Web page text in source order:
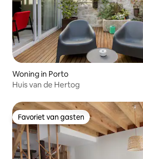
Woning in Porto
Huis van de Hertog
Favoriet van gasten
Favoriet van gasten